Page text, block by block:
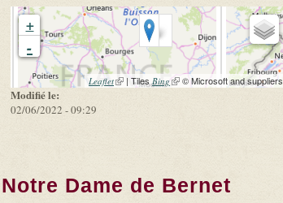
+
-
Leaflet(link is external)
| TilesBing(link is external)
© Microsoft and suppliers
Modifié le:
02/06/2022 - 09:29
Dame de Bernet